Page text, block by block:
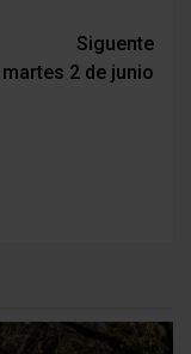
Siguente
2 de junio